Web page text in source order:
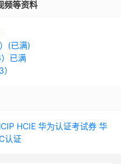
频等资料
(已满)
已满
HCIE 华为认证考试券 华
认证